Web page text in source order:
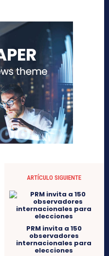
ARTÍCULO SIGUIENTE
PRM invita a 150
observadores
internacionales para
elecciones